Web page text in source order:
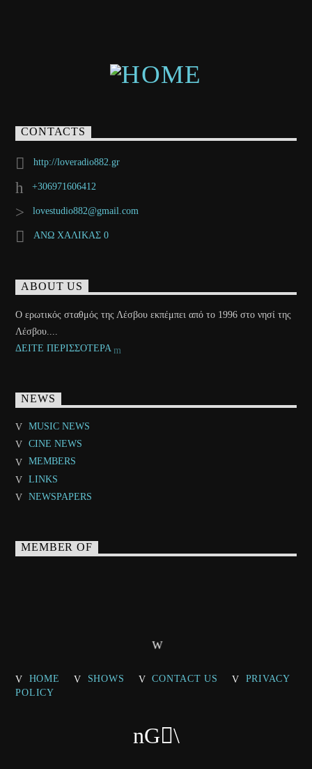
CONTACTS
http://loveradio882.gr
+306971606412
lovestudio882@gmail.com
ΑΝΩ ΧΑΛΙΚΑΣ 0
ABOUT US
Ο ερωτικός σταθμός της Λέσβου εκπέμπει από το 1996 στο νησί της
Λέσβου....
ΔΕΙΤΕ ΠΕΡΙΣΣΟΤΕΡΑ
NEWS
MUSIC NEWS
CINE NEWS
MEMBERS
LINKS
NEWSPAPERS
MEMBER OF
HOME SHOWS CONTACT US
PRIVACY
POLICY